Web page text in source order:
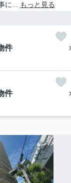
に...
もっと見る
件
件